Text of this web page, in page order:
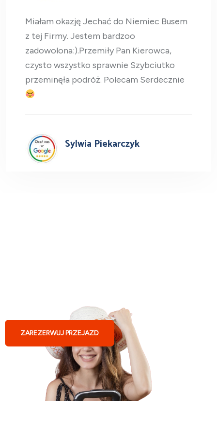
Sylwia Piekarczyk
ZAREZERWUJ PRZEJAZD